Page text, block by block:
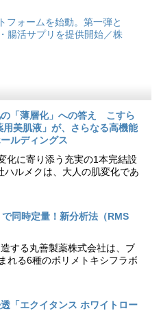
フォームを始動。第一弾と
腸活サプリを提供開始／株
の「薄層化」への答え こすら
美肌液」が、さらなる高機能
ルディングス
化に寄り添う充実の1本完結設
ルメクは、大人の肌変化であ
同時定量！新分析法（RMS
する丸善製薬株式会社は、ブ
れる6種のポリメトキシフラボ
「エクイタンス ホワイトロー